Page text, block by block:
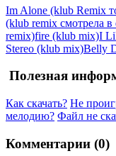
Im Alone (klub Remix
(klub remix смотрела в
remix)fire (klub mix)I
Stereo (klub mix)Belly
Полезная
Как скачать? Не
мелодию? Файл не
Комментарии (0)